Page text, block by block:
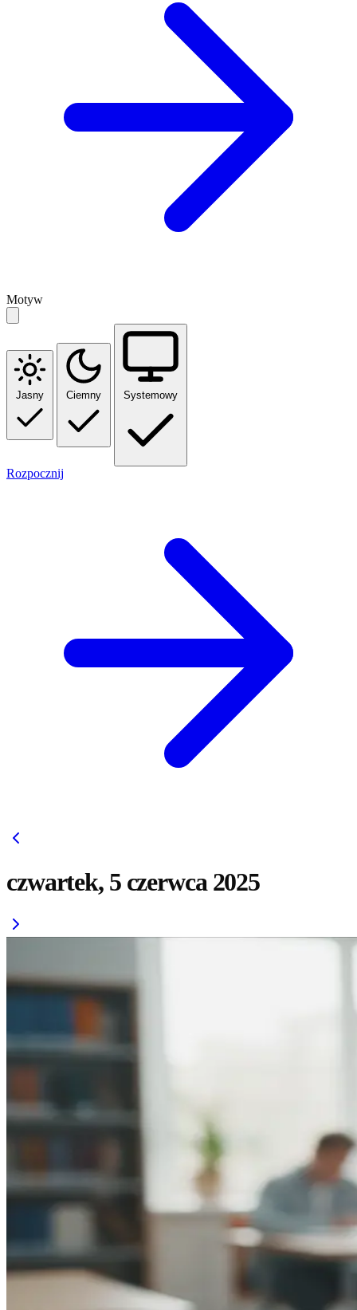
Motyw
Jasny Ciemny Systemowy
Rozpocznij
czwartek, 5 czerwca 2025